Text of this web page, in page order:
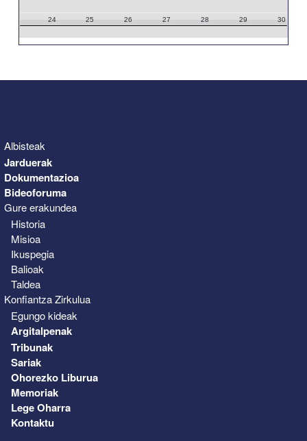
24 25 26 27 28 29 30
Albisteak
Jarduerak
Dokumentazioa
Bideoforuma
Gure erakundea
Historia
Misioa
Ikuspegia
Balioak
Taldea
Konfiantza Zirkulua
Egungo kideak
Argitalpenak
Tribunak
Sariak
Ohorezko Liburua
Memoriak
Lege Oharra
Kontaktu